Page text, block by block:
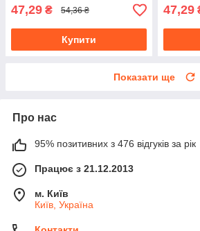
47,29 ₴ 54,36 ₴
Купити
47,29
Показати ще
Про нас
95% позитивних з 476 відгуків за рік
Працює з 21.12.2013
м. Київ
Київ, Україна